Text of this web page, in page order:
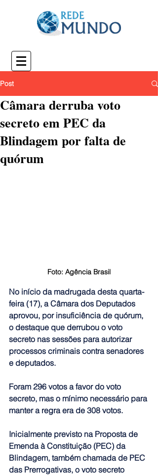
Post
Câmara derruba voto
secreto em PEC da
Blindagem por falta de
quórum
Foto: Agência Brasil
No início da madrugada desta quarta-
feira (17), a Câmara dos Deputados
aprovou, por insuficiência de quórum,
o destaque que derrubou o voto
secreto nas sessões para autorizar
processos criminais contra senadores
e deputados.
Foram 296 votos a favor do voto
secreto, mas o mínimo necessário para
manter a regra era de 308 votos.
Inicialmente previsto na Proposta de
Emenda à Constituição (PEC) da
Blindagem, também chamada de PEC
das Prerrogativas, o voto secreto